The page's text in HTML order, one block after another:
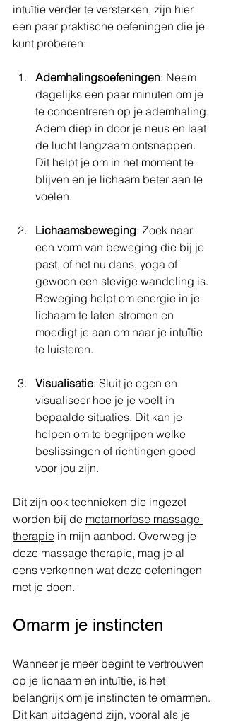
intuïtie verder te versterken, zijn hier
een paar praktische oefeningen die je
kunt proberen:
Ademhalingsoefeningen: Neem
dagelijks een paar minuten om je
te concentreren op je ademhaling.
Adem diep in door je neus en laat
de lucht langzaam ontsnappen.
Dit helpt je om in het moment te
blijven en je lichaam beter aan te
voelen.
Lichaamsbeweging: Zoek naar
een vorm van beweging die bij je
past, of het nu dans, yoga of
gewoon een stevige wandeling is.
Beweging helpt om energie in je
lichaam te laten stromen en
moedigt je aan om naar je intuïtie
te luisteren.
Visualisatie: Sluit je ogen en
visualiseer hoe je je voelt in
bepaalde situaties. Dit kan je
helpen om te begrijpen welke
beslissingen of richtingen goed
voor jou zijn.
Dit zijn ook technieken die ingezet
worden bij de metamorfose massage
therapie in mijn aanbod. Overweg je
deze massage therapie, mag je al
eens verkennen wat deze oefeningen
met je doen.
Omarm je instincten
Wanneer je meer begint te vertrouwen
op je lichaam en intuïtie, is het
belangrijk om je instincten te omarmen.
Dit kan uitdagend zijn, vooral als je